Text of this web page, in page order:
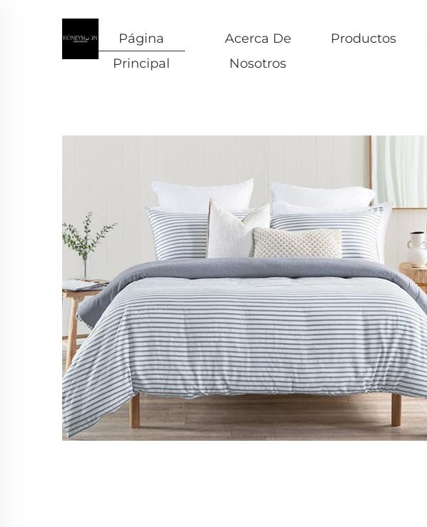
Página
Principal
Acerca De
Nosotros
Productos